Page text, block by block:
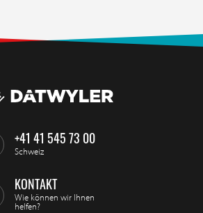
+41 41 545 73 00
Schweiz
KONTAKT
Wie können wir Ihnen
helfen?